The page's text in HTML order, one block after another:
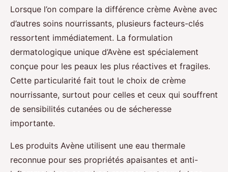
Lorsque l’on compare la différence crème Avène avec
d’autres soins nourrissants, plusieurs facteurs-clés
ressortent immédiatement. La formulation
dermatologique unique d’Avène est spécialement
conçue pour les peaux les plus réactives et fragiles.
Cette particularité fait tout le choix de crème
nourrissante, surtout pour celles et ceux qui souffrent
de sensibilités cutanées ou de sécheresse
importante.
Les produits Avène utilisent une eau thermale
reconnue pour ses propriétés apaisantes et anti-